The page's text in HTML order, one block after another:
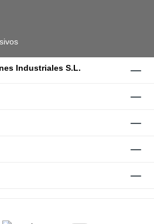
Industriales S.L.